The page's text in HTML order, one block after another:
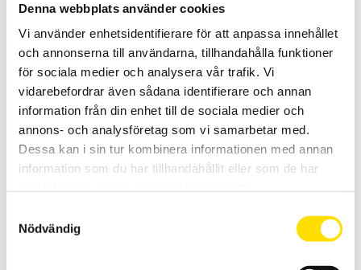
Denna webbplats använder cookies
Vi använder enhetsidentifierare för att anpassa innehållet
och annonserna till användarna, tillhandahålla funktioner
för sociala medier och analysera vår trafik. Vi
vidarebefordrar även sådana identifierare och annan
information från din enhet till de sociala medier och
annons- och analysföretag som vi samarbetar med.
Dessa kan i sin tur kombinera informationen med annan
information som du har tillhandahållit eller som de har
Nödvändig
Mecmesin ILC-T lastceller
Lastcell ILC-T tillhörande Multitest -i & -xt, vaianter 10 kN & 25 kN.